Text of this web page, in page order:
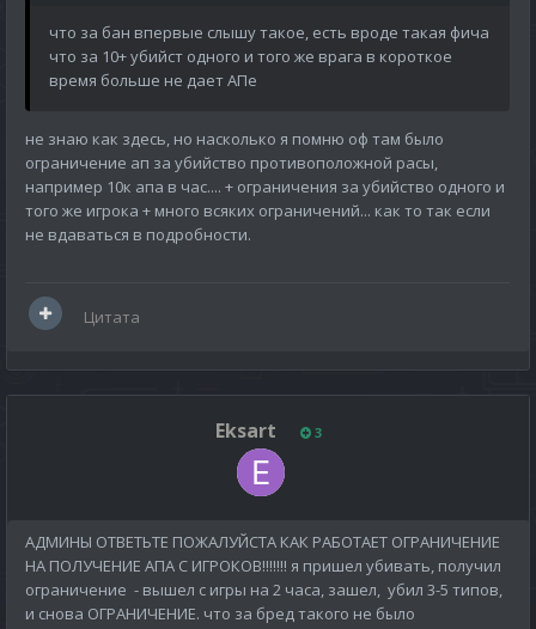
что за бан впервые слышу такое, есть вроде такая фича
что за 10+ убийст одного и того же врага в короткое
время больше не дает АПе
не знаю как здесь, но насколько я помню оф там было
ограничение ап за убийство противоположной расы,
например 10к апа в час.... + ограничения за убийство одного и
того же игрока + много всяких ограничений... как то так если
не вдаваться в подробности.
Цитата
Eksart 3
АДМИНЫ ОТВЕТЬТЕ ПОЖАЛУЙСТА КАК РАБОТАЕТ ОГРАНИЧЕНИЕ
НА ПОЛУЧЕНИЕ АПА С ИГРОКОВ!!!!!!! я пришел убивать, получил
ограничение - вышел с игры на 2 часа, зашел, убил 3-5 типов,
и снова ОГРАНИЧЕНИЕ. что за бред такого не было